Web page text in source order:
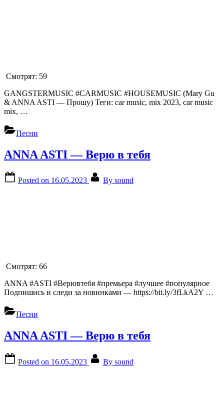
Смотрят: 59
GANGSTERMUSIC #CARMUSIC #HOUSEMUSIC (Mary Gu
& ANNA ASTI — Прошу) Теги: car music, mix 2023, car music
mix, …
Песни
ANNA ASTI — Верю в тебя
Posted on 16.05.2023 By sound
Смотрят: 66
ANNA #ASTI #Верювтебя #премьера #лучшее #популярное
Подпишись и следи за новинками — https://bit.ly/3fLkA2Y …
Песни
ANNA ASTI — Верю в тебя
Posted on 16.05.2023 By sound